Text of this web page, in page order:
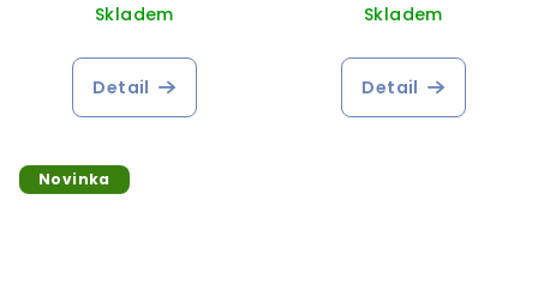
Skladem
Detail
Skladem
Detail
Novinka